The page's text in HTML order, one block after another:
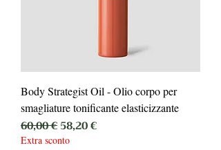
Body Strategist Oil - Olio corpo per
smagliature tonificante elasticizzante
Prezzo regolare
60,00 €Prezzo scontato
58,20 €
Extra sconto